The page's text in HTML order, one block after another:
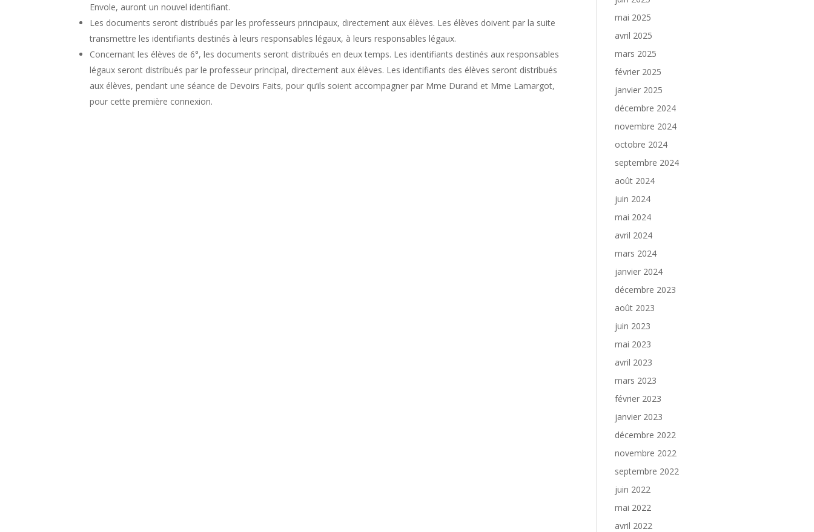
Envole, auront un nouvel identifiant.
Les documents seront distribués par les professeurs principaux, directement aux élèves. Les élèves doivent par la suite
transmettre les identifiants destinés à leurs responsables légaux, à leurs responsables légaux.
Concernant les élèves de 6°, les documents seront distribués en deux temps. Les identifiants destinés aux responsables
légaux seront distribués par le professeur principal, directement aux élèves. Les identifiants des élèves seront distribués
aux élèves, pendant une séance de Devoirs Faits, pour qu’ils soient accompagner par Mme Durand et Mme Lamargot,
pour cette première connexion.
mai 2025
avril 2025
mars 2025
février 2025
janvier 2025
décembre 2024
novembre 2024
octobre 2024
septembre 2024
août 2024
juin 2024
mai 2024
avril 2024
mars 2024
janvier 2024
décembre 2023
août 2023
juin 2023
mai 2023
avril 2023
mars 2023
février 2023
janvier 2023
décembre 2022
novembre 2022
septembre 2022
juin 2022
mai 2022
avril 2022